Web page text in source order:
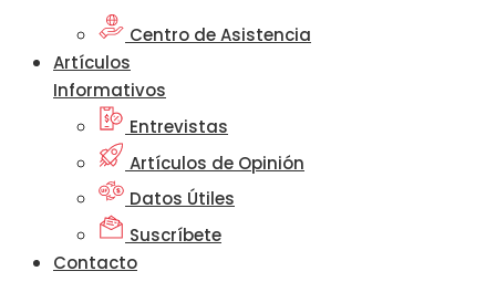
Centro de Asistencia
Artículos
Informativos
Entrevistas
Artículos de Opinión
Datos Útiles
Suscríbete
Contacto